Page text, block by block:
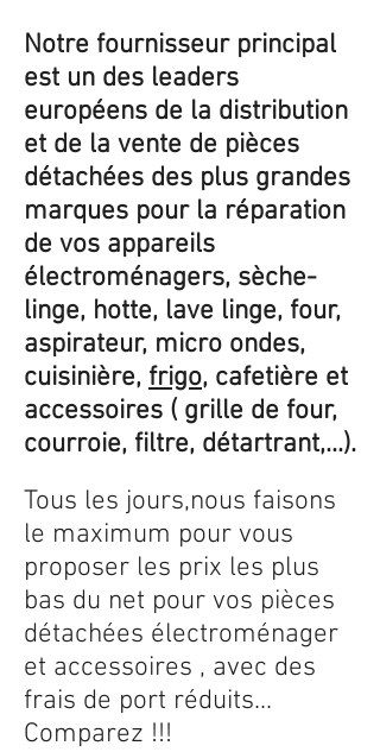
Notre fournisseur principal
est un des leaders
européens de la distribution
et de la vente de pièces
détachées des plus grandes
marques pour la réparation
de vos appareils
électroménagers, sèche-
linge, hotte, lave linge, four,
aspirateur, micro ondes,
cuisinière, frigo, cafetière et
accessoires ( grille de four,
courroie, filtre, détartrant,...).
Tous les jours,nous faisons
le maximum pour vous
proposer les prix les plus
bas du net pour vos pièces
détachées électroménager
et accessoires , avec des
frais de port réduits...
Comparez !!!